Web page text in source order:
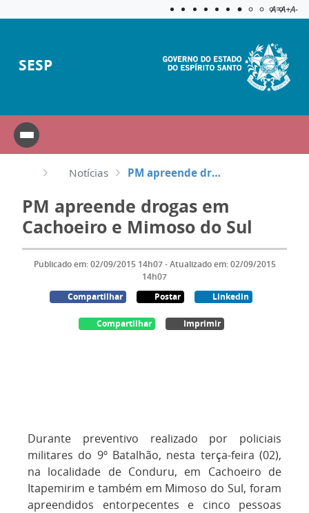
Aplicar
A=A+A-
SESP
Notícias PM apreende drogas em Cachoeiro e Mimoso do Sul
PM apreende drogas em
Cachoeiro e Mimoso do Sul
Publicado em: 02/09/2015 14h07 - Atualizado em: 02/09/2015
14h07
Compartilhar
Postar Linkedin
Compartilhar Imprimir
Durante preventivo realizado por policiais
militares do 9º Batalhão, nesta terça-feira (02),
na localidade de Conduru, em Cachoeiro de
Itapemirim e também em Mimoso do Sul, foram
apreendidos entorpecentes e cinco pessoas